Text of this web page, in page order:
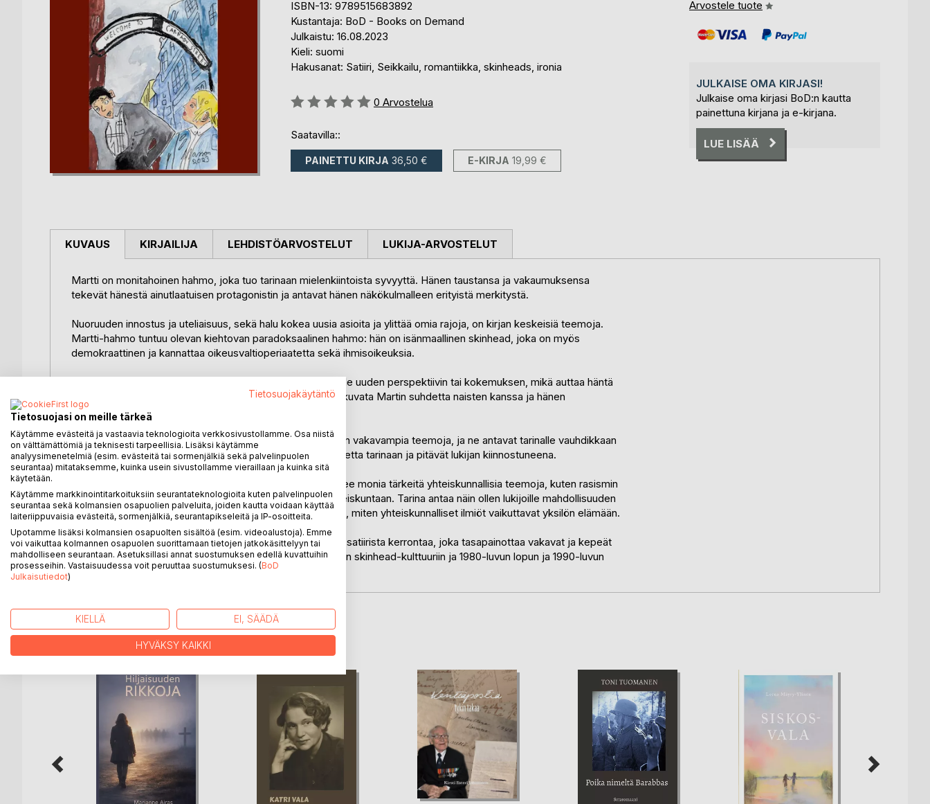
ISBN-13: 9789515683892
Kustantaja: BoD - Books on Demand
Julkaistu: 16.08.2023
Kieli: suomi
Hakusanat: Satiiri, Seikkailu, romantiikka, skinheads, ironia
Arvostelu::
0 Arvostelua
Saatavilla::
PAINETTU KIRJA 36,50 € E-KIRJA 19,99 €
Arvostele tuote
JULKAISE OMA KIRJASI!
Julkaise oma kirjasi BoD:n kautta
painettuna kirjana ja e-kirjana.
LUE LISÄÄ
KUVAUS
Martti on monitahoinen hahmo, joka tuo tarinaan mielenkiintoista syvyyttä. Hänen taustansa ja vakaumuksensa
tekevät hänestä ainutlaatuisen protagonistin ja antavat hänen näkökulmalleen erityistä merkitystä.
Nuoruuden innostus ja uteliaisuus, sekä halu kokea uusia asioita ja ylittää omia rajoja, on kirjan keskeisiä teemoja.
Martti-hahmo tuntuu olevan kiehtovan paradoksaalinen hahmo: hän on isänmaallinen skinhead, joka on myös
demokraattinen ja kannattaa oikeusvaltioperiaatetta sekä ihmisoikeuksia.
Jokainen matkalla tapaama nainen näyttää tarjoavan Martille uuden perspektiivin tai kokemuksen, mikä auttaa häntä
kasvamaan ja kehittymään hahmona. Tämä on hieno tapa kuvata Martin suhdetta naisten kanssa ja hänen
oppimistaan ja kasvuaan matkan varrella.
Humoristiset ja veijarimaiset piirteet tasapainottavat tarinan vakavampia teemoja, ja ne antavat tarinalle vauhdikkaan
ja eläväisen tunnelman. Ironia ja sarkasmi tuovat lisämaustetta tarinaan ja pitävät lukijan kiinnostuneena.
Tarina on myös ajankohtainen ja relevantti, sillä se käsittelee monia tärkeitä yhteiskunnallisia teemoja, kuten rasismin
ja äärimmäisen ideologisuuden vaikutuksia yksilöön ja yhteiskuntaan. Tarina antaa näin ollen lukijoille mahdollisuuden
peilata omaa aikaamme historialliseen kontekstiin ja pohtia, miten yhteiskunnalliset ilmiöt vaikuttavat yksilön elämään.
Kokonaisuutena tarina vaikuttaa sekoitukselta realistista ja satiirista kerrontaa, joka tasapainottaa vakavat ja kepeät
teemat. Se voisi tarjota kiinnostavan ja tuoreen näkökulman skinhead-kulttuuriin ja 1980-luvun lopun ja 1990-luvun
alun Eurooppaan.
KIRJAILIJA LEHDISTÖARVOSTELUT LUKIJA-ARVOSTELUT
LISÄÄ KIRJOJA BoD:LLA
Tietosuojakäytäntö
Tietosuojasi on meille tärkeä
Käytämme evästeitä ja vastaavia teknologioita verkkosivustollamme. Osa niistä
on välttämättömiä ja teknisesti tarpeellisia. Lisäksi käytämme
analyysimenetelmiä (esim. evästeitä tai sormenjälkiä sekä palvelinpuolen
seurantaa) mitataksemme, kuinka usein sivustollamme vieraillaan ja kuinka sitä
käytetään.
Käytämme markkinointitarkoituksiin seurantateknologioita kuten palvelinpuolen
seurantaa sekä kolmansien osapuolien palveluita, joiden kautta voidaan käyttää
laiteriippuvaisia evästeitä, sormenjälkiä, seurantapikseleitä ja IP-osoitteita.
Upotamme lisäksi kolmansien osapuolten sisältöä (esim. videoalustoja). Emme
voi vaikuttaa kolmannen osapuolen suorittamaan tietojen jatkokäsittelyyn tai
mahdolliseen seurantaan. Asetuksillasi annat suostumuksen edellä kuvattuihin
prosesseihin. Vastaisuudessa voit peruuttaa suostumuksesi. (BoD
Julkaisutiedot)
KIELLÄ EI, SÄÄDÄ
HYVÄKSY KAIKKI